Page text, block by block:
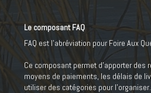
Le composant FAQ
FAQ est l’abréviation pour Foire Aux
Ce composant permet d’apporter
moyens de paiements, les délais de
utiliser des catégories pour l’organiser.